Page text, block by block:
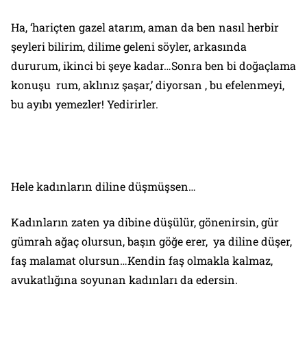
Ha, ‘hariçten gazel atarım, aman da ben nasıl herbir
şeyleri bilirim, dilime geleni söyler, arkasında
dururum, ikinci bi şeye kadar…Sonra ben bi doğaçlama
konuşu rum, aklınız şaşar,’ diyorsan , bu efelenmeyi,
bu ayıbı yemezler! Yedirirler.
Hele kadınların diline düşmüşsen…
Kadınların zaten ya dibine düşülür, gönenirsin, gür
gümrah ağaç olursun, başın göğe erer, ya diline düşer,
faş malamat olursun…Kendin faş olmakla kalmaz,
avukatlığına soyunan kadınları da edersin.